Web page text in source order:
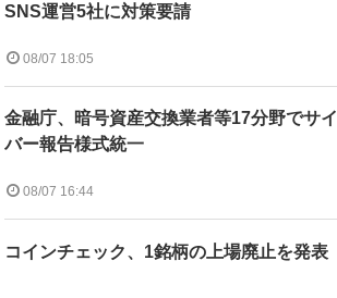
SNS運営5社に対策要請
08/07 18:05
金融庁、暗号資産交換業者等17分野でサイ
バー報告様式統一
08/07 16:44
コインチェック、1銘柄の上場廃止を発表